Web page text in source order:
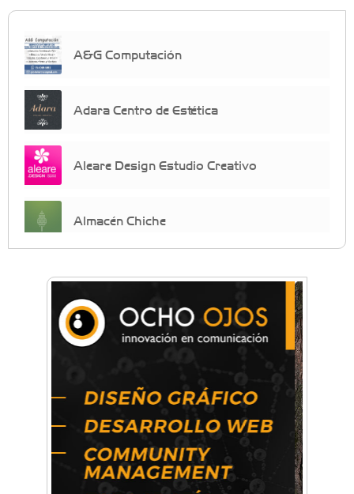
A&G Computación
Adara Centro de Estética
Aleare Design Estudio Creativo
Almacén Chiche
crecimiento personal
Arq. Horacio Alejandro Sánchez
Artística ApasionArte